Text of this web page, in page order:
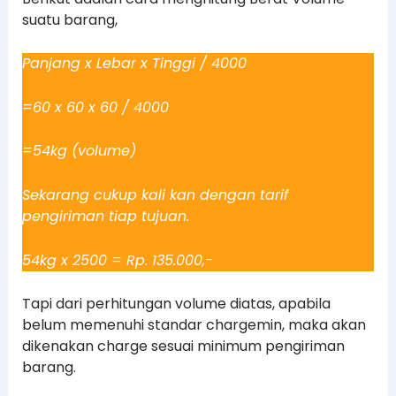
suatu barang,
Panjang x Lebar x Tinggi / 4000
=60 x 60 x 60 / 4000
=54kg (volume)
Sekarang cukup kali kan dengan tarif
pengiriman tiap tujuan.
54kg x 2500 = Rp. 135.000,-
Tapi dari perhitungan volume diatas, apabila
belum memenuhi standar chargemin, maka akan
dikenakan charge sesuai minimum pengiriman
barang.